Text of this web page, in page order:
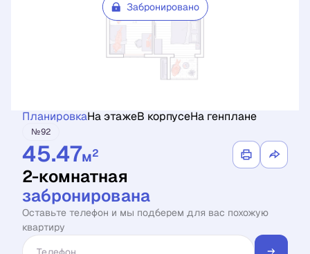
Забронировано
ПланировкаНа этажеВ корпусеНа генплане
№92
45.47м2
2-комнатная
забронирована
Оставьте телефон и мы подберем для вас похожую
квартиру